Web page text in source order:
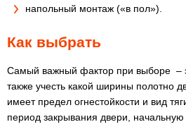
напольный монтаж («в пол»).
Как выбрать
Самый важный фактор при выборе –
также учесть какой ширины полотно
имеет предел огнестойкости и вид
период закрывания двери, начальную